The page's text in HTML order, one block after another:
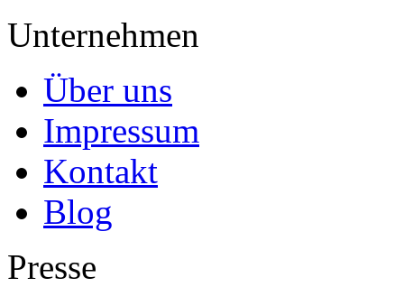
Unternehmen
Über uns
Impressum
Kontakt
Blog
Presse